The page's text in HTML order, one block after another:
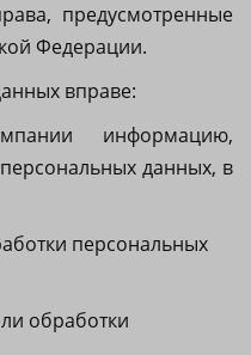
предусмотренные
Федерации.
вправе:
информацию,
данных, в
персональных
обработки